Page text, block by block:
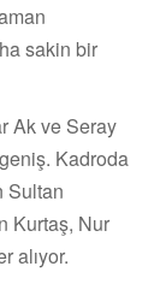
sakin bir
Ak ve Seray
Kadroda
Sultan
Kurtaş, Nur
alıyor.